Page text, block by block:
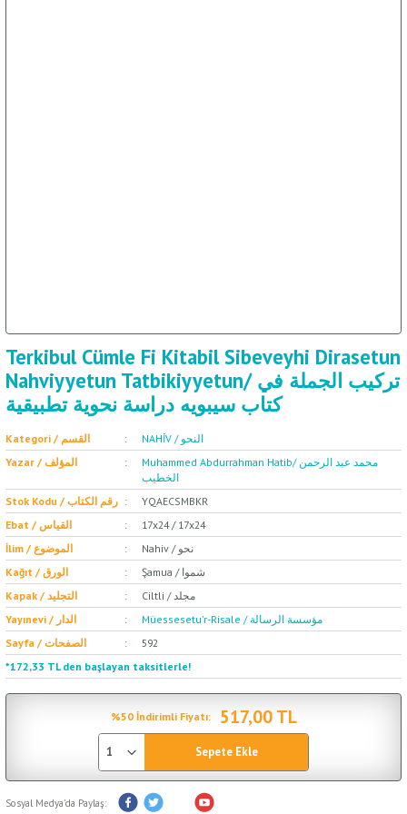
Terkibul Cümle Fi Kitabil Sibeveyhi Dirasetun
Nahviyyetun Tatbikiyyetun/ تركيب الجملة في
كتاب سيبويه دراسة نحوية تطبيقية
Kategori / القسم
NAHİV / النحو
Yazar / المؤلف
Muhammed Abdurrahman Hatib/ محمد عبد الرحمن
الخطيب
Stok Kodu / رقم الكتاب
YQAECSMBKR
Ebat / القياس
17x24 / 17x24
İlim / الموضوع
Nahiv / نحو
Kağıt / الورق
Şamua / شموا
Kapak / التجليد
Ciltli / مجلد
Yayınevi / الدار
Müessesetu'r-Risale / مؤسسة الرسالة
Sayfa / الصفحات
592
*172,33 TL den başlayan taksitlerle!
%50 İndirimli Fiyatı: 517,00 TL
Sepete Ekle
Sosyal Medya'da Paylaş: